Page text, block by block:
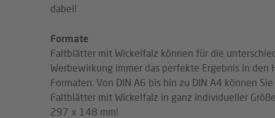
dabei!
Formate
Faltblätter mit Wickelfalz können für die
Werbewirkung immer das perfekte Ergebnis in
Formaten. Von DIN A6 bis hin zu DIN A4 können
Faltblätter mit Wickelfalz in ganz individueller
297 x 148 mm!